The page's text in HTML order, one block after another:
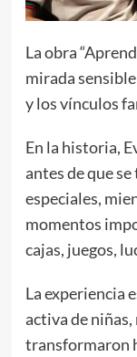
La obra
mirada
y los vínculos
En la historia,
antes de que
especiales,
momentos
cajas, juegos,
La experiencia
activa de
transformaron